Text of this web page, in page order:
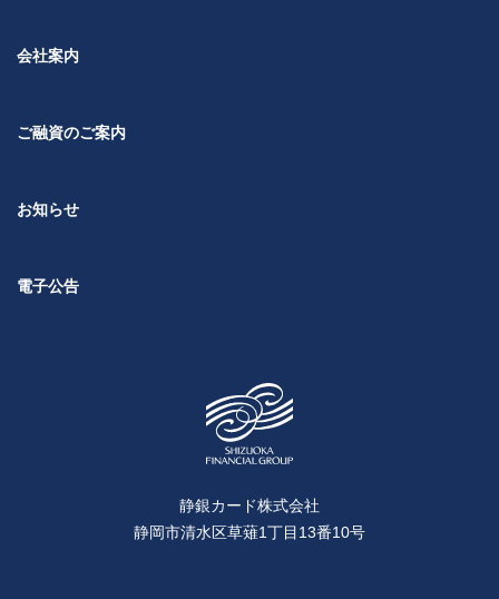
会社案内
ご融資のご案内
お知らせ
電子公告
静銀カード株式会社
静岡市清水区草薙1丁目13番10号